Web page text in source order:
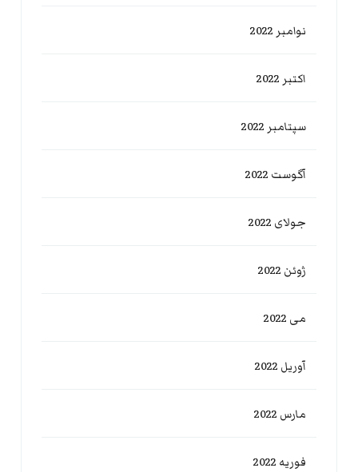
نوامبر 2022
اکتبر 2022
سپتامبر 2022
آگوست 2022
جولای 2022
ژوئن 2022
می 2022
آوریل 2022
مارس 2022
فوریه 2022